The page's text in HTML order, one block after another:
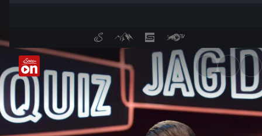
Quizjagd | Folge 92 -